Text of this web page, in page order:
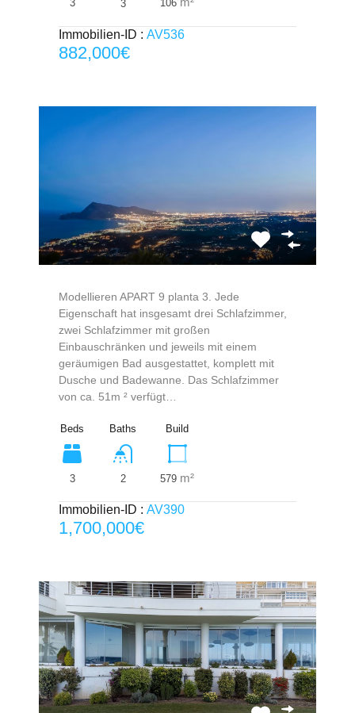
3 3 106
Immobilien-ID : AV536
882,000€
Modellieren APART 9 planta 3. Jede
Eigenschaft hat insgesamt drei Schlafzimmer,
zwei Schlafzimmer mit großen
Einbauschränken und jeweils mit einem
geräumigen Bad ausgestattet, komplett mit
Dusche und Badewanne. Das Schlafzimmer
von ca. 51m ² verfügt…
Beds
3
Baths
2
Build
579 m²
Immobilien-ID : AV390
1,700,000€